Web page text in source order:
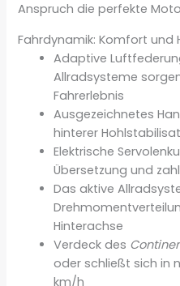
Anspruch die perfekte
Fahrdynamik: Komfort und
Adaptive
Allradsysteme
Fahrerlebnis
Ausgezeichnetes
hinterer
Elektrische
Übersetzung und
Das aktive
Hinterachse
Verdeck des
oder schließt sich in
km/h